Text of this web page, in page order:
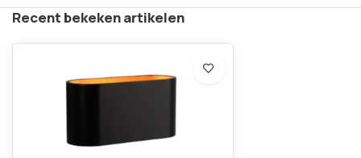
Recent bekeken artikelen